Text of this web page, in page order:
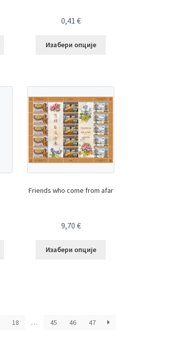
0,41 €
Изабери опције
Friends who come from afar
9,70 €
Изабери опције
18 … 45 46 47